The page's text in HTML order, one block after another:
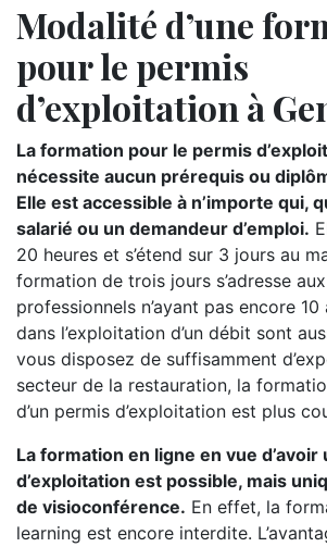
Modalité d’une
pour le permis
d’exploitation à
La formation pour le permis
nécessite aucun prérequis ou
Elle est accessible à n’importe qui,
salarié ou un demandeur d’emploi.
20 heures et s’étend sur 3 jours au
formation de trois jours s’adresse
professionnels n’ayant pas encore 10
dans l’exploitation d’un débit sont
vous disposez de suffisamment
secteur de la restauration, la
d’un permis d’exploitation est plus
La formation en ligne en vue d’avoir
d’exploitation est possible, mais
de visioconférence. En effet, la
learning est encore interdite.